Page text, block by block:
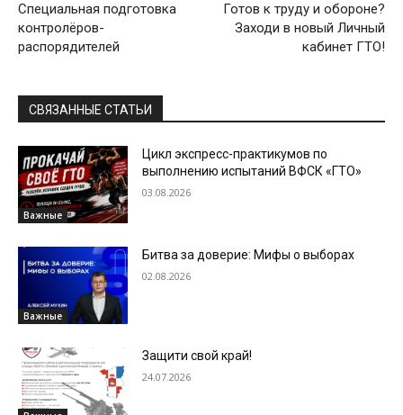
Специальная подготовка
контролёров-
распорядителей
Готов к труду и обороне?
Заходи в новый Личный
кабинет ГТО!
СВЯЗАННЫЕ СТАТЬИ
Важные
Цикл экспресс-практикумов по
выполнению испытаний ВФСК «ГТО»
03.08.2026
Важные
Битва за доверие: Мифы о выборах
02.08.2026
Защити свой край!
24.07.2026